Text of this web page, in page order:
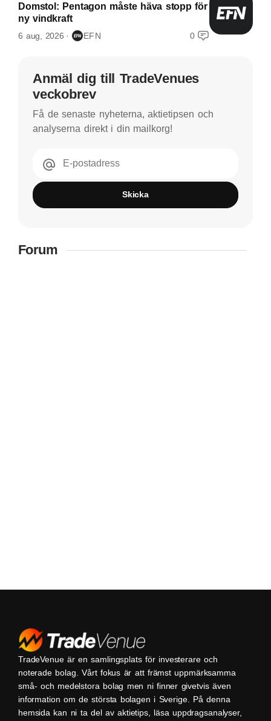
Domstol: Pentagon måste häva stopp för
ny vindkraft
6 aug, 2026 EFN 0
Anmäl dig till TradeVenues
veckobrev
Få de senaste nyheterna, aktietipsen och
analyserna direkt i din mailkorg!
E-postadress
Skicka
Forum
TradeVenue är en samlingsplats för investerare och
noterade bolag. Vårt fokus är att främst uppmärksamma
små- och medelstora bolag men ni finner givetvis även
information om de största bolagen i Sverige. På denna
hemsida kan ni ta del av aktietips, läsa uppdragsanalyser,